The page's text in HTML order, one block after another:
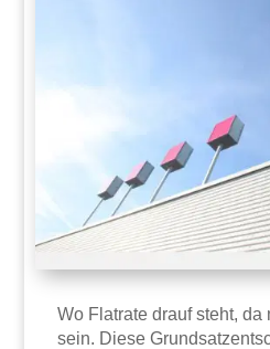
Wo Flatrate drauf steht,
sein. Diese